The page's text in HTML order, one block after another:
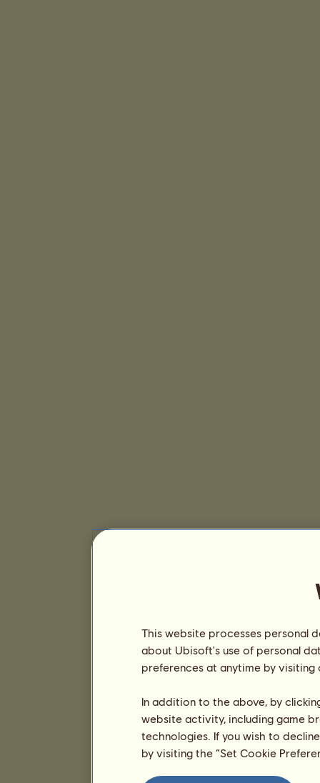
This website processes personal
about Ubisoft's use of personal
preferences at anytime by
In addition to the above, by
website activity, including game
technologies. If you wish to
by visiting the “Set Cookie